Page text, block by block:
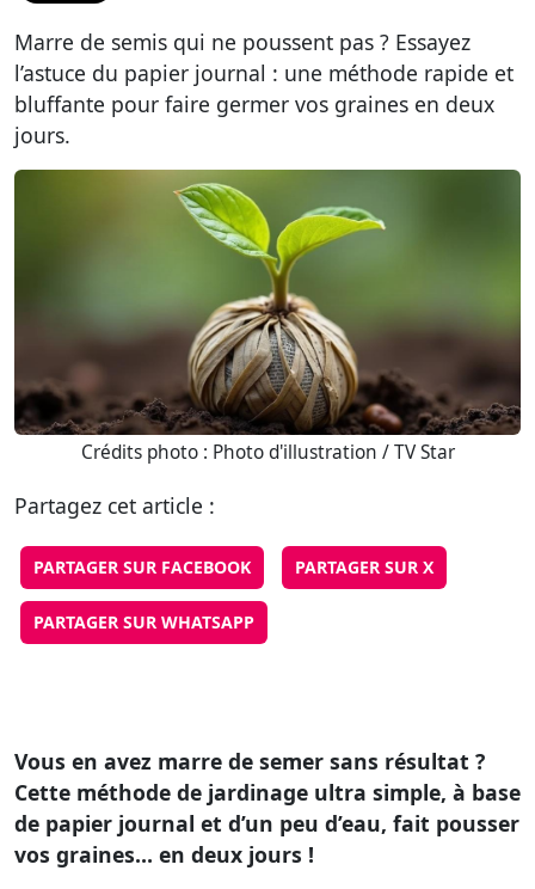
Marre de semis qui ne poussent pas ? Essayez
l’astuce du papier journal : une méthode rapide et
bluffante pour faire germer vos graines en deux
jours.
Crédits photo : Photo d'illustration / TV Star
Partagez cet article :
PARTAGER SUR FACEBOOK PARTAGER SUR X
PARTAGER SUR WHATSAPP
Vous en avez marre de semer sans résultat ?
Cette méthode de jardinage ultra simple, à base
de papier journal et d’un peu d’eau, fait pousser
vos graines… en deux jours !